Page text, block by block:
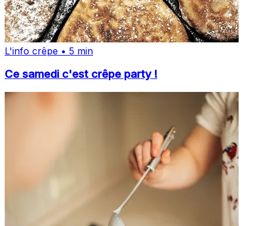
L'info crêpe • 5 min
Ce samedi c'est crêpe party !